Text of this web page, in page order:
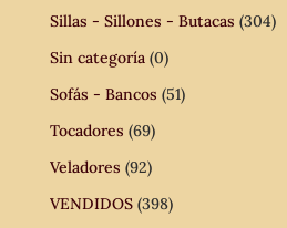
Sillas - Sillones - Butacas (304)
Sin categoría (0)
Sofás - Bancos (51)
Tocadores (69)
Veladores (92)
VENDIDOS (398)